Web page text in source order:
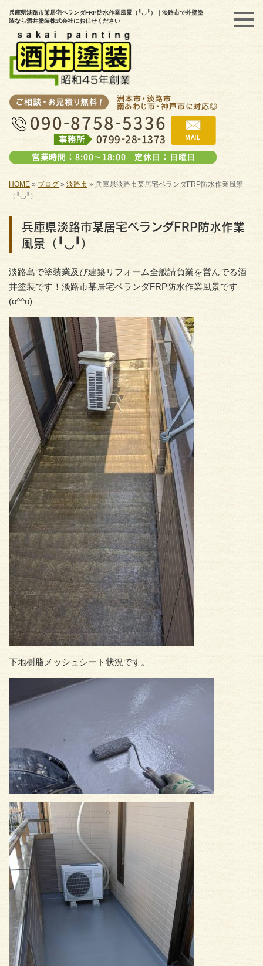
兵庫県淡路市某居宅ベランダFRP防水作業風景（╹◡╹）｜淡路市で外壁塗
装なら酒井塗装株式会社にお任せください
HOME » ブログ» 淡路市 » 兵庫県淡路市某居宅ベランダFRP防水作業風景
（╹◡╹）
兵庫県淡路市某居宅ベランダFRP防水作業
風景（╹◡╹）
淡路島で塗装業及び建築リフォーム全般請負業を営んでる酒
井塗装です！淡路市某居宅ベランダFRP防水作業風景です
(o^^o)
下地樹脂メッシュシート状況です。